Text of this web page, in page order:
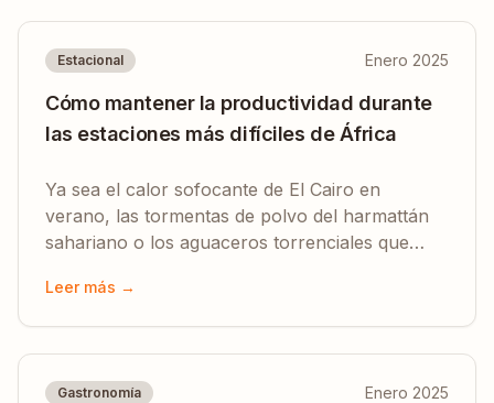
Estacional Enero 2025
Cómo mantener la productividad durante
las estaciones más difíciles de África
Ya sea el calor sofocante de El Cairo en
verano, las tormentas de polvo del harmattán
sahariano o los aguaceros torrenciales que
Leer más →
Gastronomía Enero 2025